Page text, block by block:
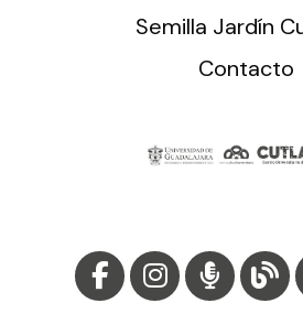
Semilla Jardín
Contacto